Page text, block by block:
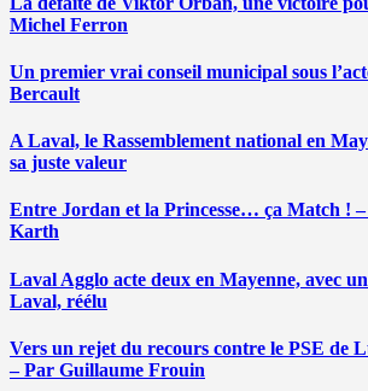
Michel Ferron
Un premier vrai conseil municipal sous
Bercault
A Laval, le Rassemblement national en
sa juste valeur
Entre Jordan et la Princesse… ça Match !
Karth
Laval Agglo acte deux en Mayenne, avec
Laval, réélu
Vers un rejet du recours contre le PSE de
– Par Guillaume Frouin